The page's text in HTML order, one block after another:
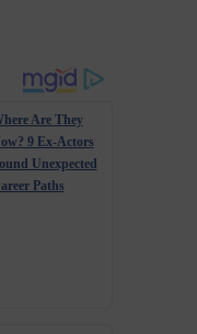
Are They
9 Ex-Actors
Unexpected
Paths